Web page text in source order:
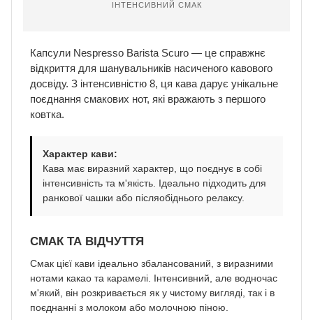
ІНТЕНСИВНИЙ СМАК
Капсули Nespresso Barista Scuro — це справжнє
відкриття для шанувальників насиченого кавового
досвіду. З інтенсивністю 8, ця кава дарує унікальне
поєднання смакових нот, які вражають з першого
ковтка.
Характер кави:
Кава має виразний характер, що поєднує в собі
інтенсивність та м'якість. Ідеально підходить для
ранкової чашки або післяобіднього релаксу.
СМАК ТА ВІДЧУТТЯ
Смак цієї кави ідеально збалансований, з виразними
нотами какао та карамелі. Інтенсивний, але водночас
м'який, він розкривається як у чистому вигляді, так і в
поєднанні з молоком або молочною піною.